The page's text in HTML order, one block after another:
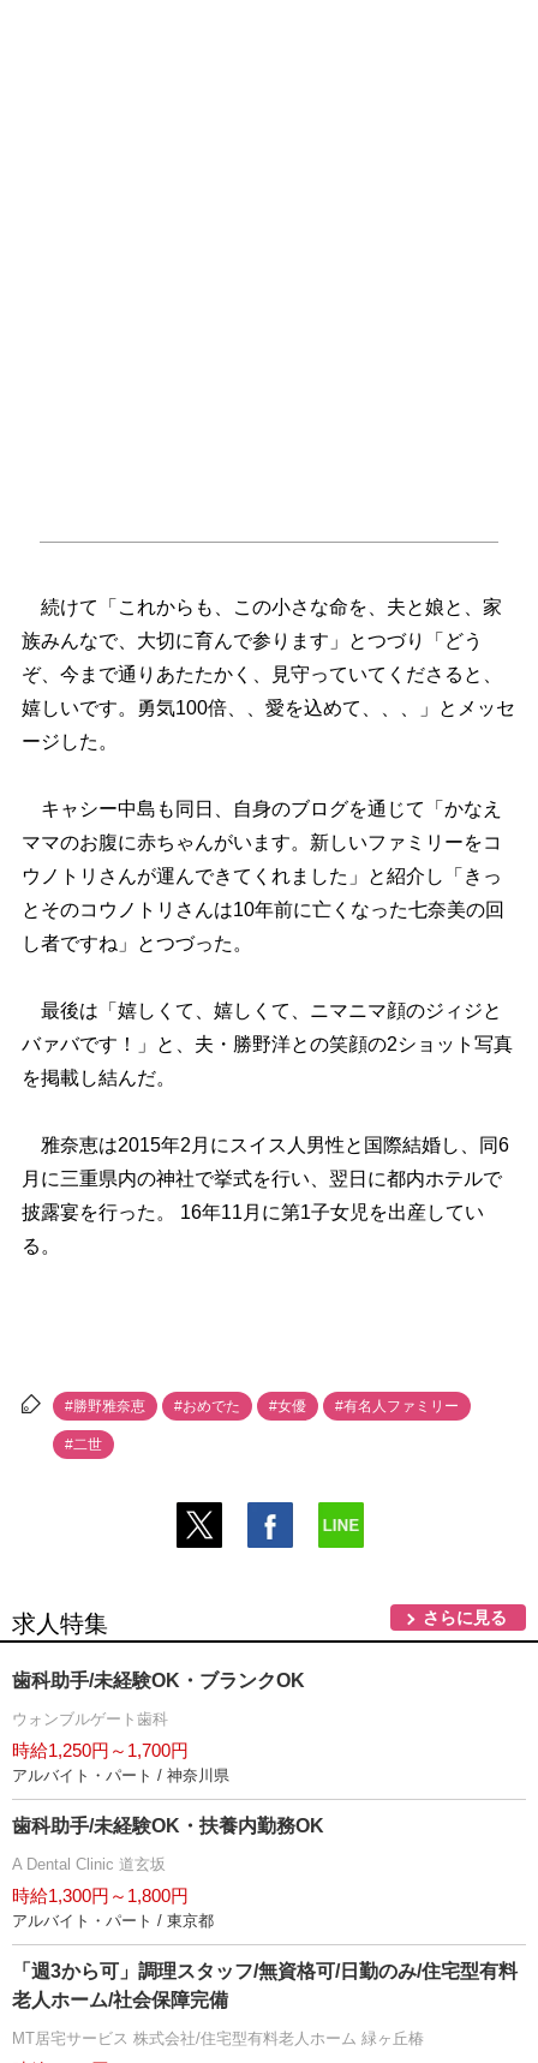
続けて「これからも、この小さな命を、夫と娘と、家
族みんなで、大切に育んで参ります」とつづり「どう
ぞ、今まで通りあたたかく、見守っていてくださると、
嬉しいです。勇気100倍、、愛を込めて、、、」とメッセ
ージした。
キャシー中島も同日、自身のブログを通じて「かなえ
ママのお腹に赤ちゃんがいます。新しいファミリーをコ
ウノトリさんが運んできてくれました」と紹介し「きっ
とそのコウノトリさんは10年前に亡くなった七奈美の回
し者ですね」とつづった。
最後は「嬉しくて、嬉しくて、ニマニマ顔のジィジと
バァバです！」と、夫・勝野洋との笑顔の2ショット写真
を掲載し結んだ。
雅奈恵は2015年2月にスイス人男性と国際結婚し、同6
月に三重県内の神社で挙式を行い、翌日に都内ホテルで
披露宴を行った。 16年11月に第1子女児を出産してい
る。
#勝野雅奈恵 #おめでた #女優 #有名人ファミリー
#二世
求人特集 さらに見る
歯科助手/未経験OK・ブランクOK
ウォンブルゲート歯科
時給1,250円～1,700円
アルバイト・パート / 神奈川県
歯科助手/未経験OK・扶養内勤務OK
A Dental Clinic 道玄坂
時給1,300円～1,800円
アルバイト・パート / 東京都
「週3から可」調理スタッフ/無資格可/日勤のみ/住宅型有料
老人ホーム/社会保障完備
MT居宅サービス 株式会社/住宅型有料老人ホーム 緑ヶ丘椿